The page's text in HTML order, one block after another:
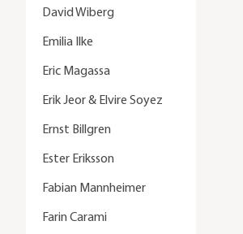
David Wiberg
Emilia Ilke
Eric Magassa
Erik Jeor & Elvire Soyez
Ernst Billgren
Ester Eriksson
Fabian Mannheimer
Farin Carami